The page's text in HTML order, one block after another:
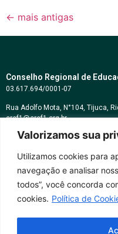
Valorizamos sua
Utilizamos cookies para
navegação e analisar
todos”, você concorda
cookies. Política de
← mais antigas
Conselho Regional de
03.617.694/0001-07
Rua Adolfo Mota, N°104, Tijuca,
cref1@cref1.org.br
Assessoria de
Horários de atendimento:
Whatsapp: (21) 2569-2398